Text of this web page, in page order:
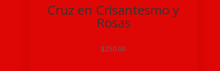
Cruz en Crisantesmo y
Rosas
$250.00